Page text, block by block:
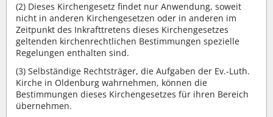
(2) Dieses Kirchengesetz findet nur Anwendung, soweit
nicht in anderen Kirchengesetzen oder in anderen im
Zeitpunkt des Inkrafttretens dieses Kirchengesetzes
geltenden kirchenrechtlichen Bestimmungen spezielle
Regelungen enthalten sind.
(3) Selbständige Rechtsträger, die Aufgaben der Ev.-Luth.
Kirche in Oldenburg wahrnehmen, können die
Bestimmungen dieses Kirchengesetzes für ihren Bereich
übernehmen.